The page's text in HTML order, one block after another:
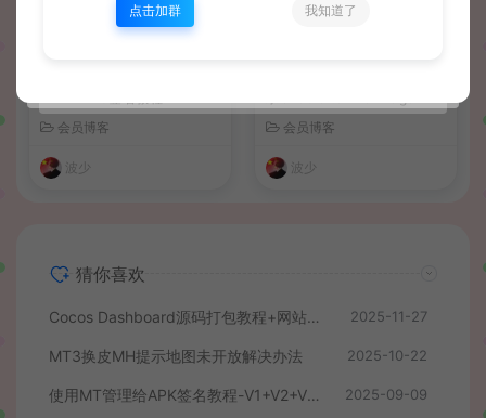
会员博客
波少
ngo:3.6’、docker拉取镜像失
败解决办法
会员博客
波少
猜你喜欢
Cocos Dashboard源码打包教程+网站添加游戏教程 2025-11-27
MT3换皮MH提示地图未开放解决办法 2025-10-22
使用MT管理给APK签名教程-V1+V2+V3签名教程 2025-09-09
点击加群 我知道了